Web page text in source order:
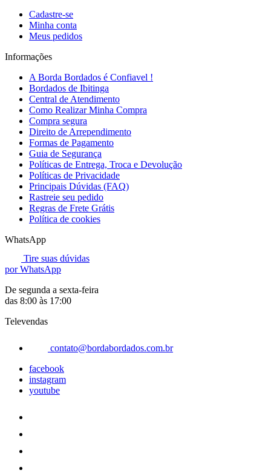
Cadastre-se
Minha conta
Meus pedidos
Informações
A Borda Bordados é Confiavel !
Bordados de Ibitinga
Central de Atendimento
Como Realizar Minha Compra
Compra segura
Direito de Arrependimento
Formas de Pagamento
Guia de Segurança
Políticas de Entrega, Troca e Devolução
Políticas de Privacidade
Principais Dúvidas (FAQ)
Rastreie seu pedido
Regras de Frete Grátis
Política de cookies
WhatsApp
Tire suas dúvidas
por WhatsApp
De segunda a sexta-feira
das 8:00 às 17:00
Televendas
contato@bordabordados.com.br
facebook
instagram
youtube